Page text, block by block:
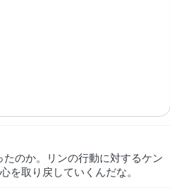
のか。リンの行動に対するケン
を取り戻していくんだな。